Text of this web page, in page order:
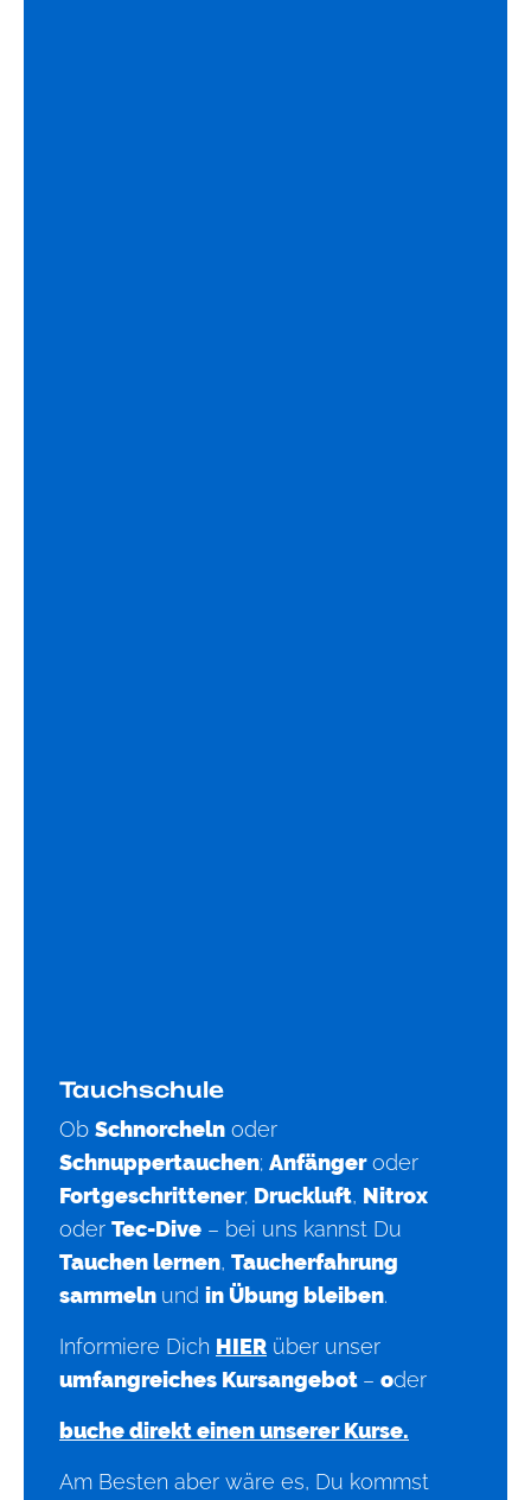
Tauchschule
Ob Schnorcheln oder
Schnuppertauchen; Anfängeroder
Fortgeschrittener; Druckluft, Nitrox
oder Tec-Dive – bei uns kannst Du
Tauchenlernen, Taucherfahrung
sammeln und in Übung bleiben.
Informiere Dich HIER über unser
umfangreiches Kursangebot – oder
buche direkt einen unserer Kurse.
Am Besten aber wäre es, Du kommst